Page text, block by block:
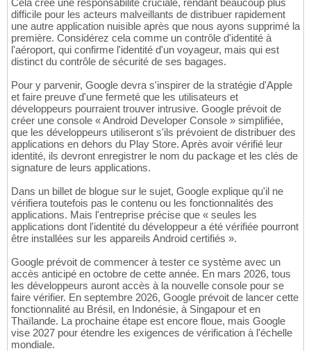
difficile pour les acteurs malveillants de distribuer rapidement
une autre application nuisible après que nous ayons supprimé la
première. Considérez cela comme un contrôle d'identité à
l'aéroport, qui confirme l'identité d'un voyageur, mais qui est
distinct du contrôle de sécurité de ses bagages.
Pour y parvenir, Google devra s'inspirer de la stratégie d'Apple
et faire preuve d'une fermeté que les utilisateurs et
développeurs pourraient trouver intrusive. Google prévoit de
créer une console « Android Developer Console » simplifiée,
que les développeurs utiliseront s'ils prévoient de distribuer des
applications en dehors du Play Store. Après avoir vérifié leur
identité, ils devront enregistrer le nom du package et les clés de
signature de leurs applications.
Dans un billet de blogue sur le sujet, Google explique qu'il ne
vérifiera toutefois pas le contenu ou les fonctionnalités des
applications. Mais l'entreprise précise que « seules les
applications dont l'identité du développeur a été vérifiée pourront
être installées sur les appareils Android certifiés ».
Google prévoit de commencer à tester ce système avec un
accès anticipé en octobre de cette année. En mars 2026, tous
les développeurs auront accès à la nouvelle console pour se
faire vérifier. En septembre 2026, Google prévoit de lancer cette
fonctionnalité au Brésil, en Indonésie, à Singapour et en
Thaïlande. La prochaine étape est encore floue, mais Google
vise 2027 pour étendre les exigences de vérification à l'échelle
mondiale.